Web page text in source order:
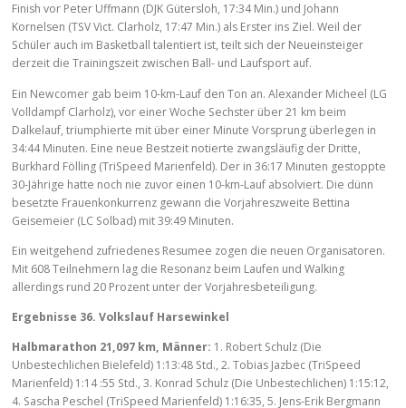
Finish vor Peter Uffmann (DJK Gütersloh, 17:34 Min.) und Johann
Kornelsen (TSV Vict. Clarholz, 17:47 Min.) als Erster ins Ziel. Weil der
Schüler auch im Basketball talentiert ist, teilt sich der Neueinsteiger
derzeit die Trainingszeit zwischen Ball- und Laufsport auf.
Ein Newcomer gab beim 10-km-Lauf den Ton an. Alexander Micheel (LG
Volldampf Clarholz), vor einer Woche Sechster über 21 km beim
Dalkelauf, triumphierte mit über einer Minute Vorsprung überlegen in
34:44 Minuten. Eine neue Bestzeit notierte zwangsläufig der Dritte,
Burkhard Fölling (TriSpeed Marienfeld). Der in 36:17 Minuten gestoppte
30-Jährige hatte noch nie zuvor einen 10-km-Lauf absolviert. Die dünn
besetzte Frauenkonkurrenz gewann die Vorjahreszweite Bettina
Geisemeier (LC Solbad) mit 39:49 Minuten.
Ein weitgehend zufriedenes Resumee zogen die neuen Organisatoren.
Mit 608 Teilnehmern lag die Resonanz beim Laufen und Walking
allerdings rund 20 Prozent unter der Vorjahresbeteiligung.
Ergebnisse 36. Volkslauf Harsewinkel
Halbmarathon 21,097 km, Männer: 1. Robert Schulz (Die
Unbestechlichen Bielefeld) 1:13:48 Std., 2. Tobias Jazbec (TriSpeed
Marienfeld) 1:14 :55 Std., 3. Konrad Schulz (Die Unbestechlichen) 1:15:12,
4. Sascha Peschel (TriSpeed Marienfeld) 1:16:35, 5. Jens-Erik Bergmann